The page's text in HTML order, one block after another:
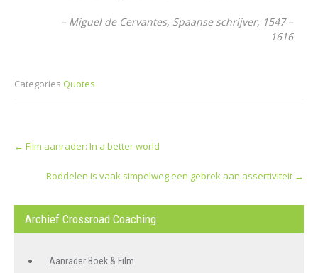
– Miguel de Cervantes, Spaanse schrijver, 1547 –
1616
Categories:Quotes
navigation
← Film aanrader: In a better world
Roddelen is vaak simpelweg een gebrek aan assertiviteit →
Archief Crossroad Coaching
Aanrader Boek & Film